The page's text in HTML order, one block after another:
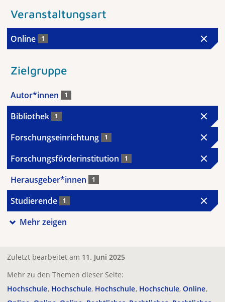
Veranstaltungsart
Online 1
Zielgruppe
Autor*innen 1
Bibliothek 1
Forschungseinrichtung 1
Forschungsförderinstitution 1
Herausgeber*innen 1
Studierende 1
Mehr zeigen
Zuletzt bearbeitet am 11. Juni 2025
Mehr zu den Themen dieser Seite:
Hochschule Hochschule Hochschule Hochschule Online